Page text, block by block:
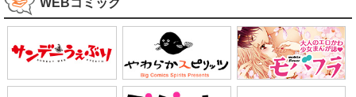
Google Play Google Play
WEBコミック